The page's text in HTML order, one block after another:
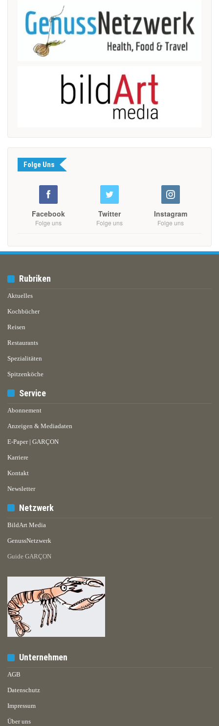
Folge Uns
Facebook
Folge uns
Twitter
Folge uns
Instagram
Folge uns
Rubriken
Aktuelles
Kochbücher
Reisen
Restaurants
Spezialitäten
Spitzenköche
Service
Abonnement
Anzeigen & Mediadaten
E-Paper | GARÇON
Karriere
Kontakt
Newsletter
Netzwerk
BildArt Media
GenussNetzwerk
Guide GARÇON
Unternehmen
AGB
Datenschutz
Impressum
Über uns